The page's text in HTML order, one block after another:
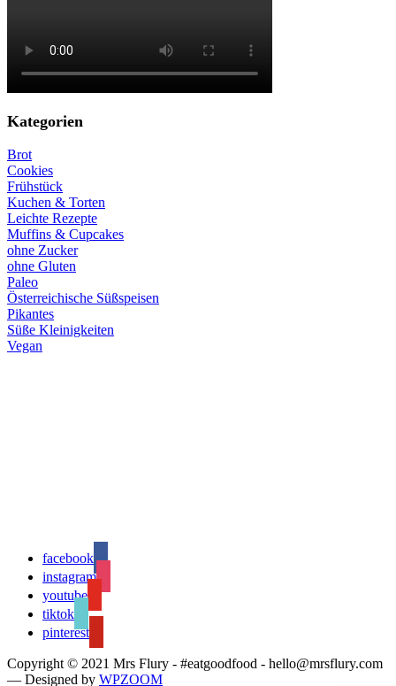
Kategorien
Brot
Cookies
Frühstück
Kuchen & Torten
Leichte Rezepte
Muffins & Cupcakes
ohne Zucker
ohne Gluten
Paleo
Österreichische Süßspeisen
Pikantes
Süße Kleinigkeiten
Vegan
facebook
instagram
youtube
tiktok
pinterest
Copyright © 2021 Mrs Flury - #eatgoodfood - hello@mrsflury.com
— Designed by WPZOOM